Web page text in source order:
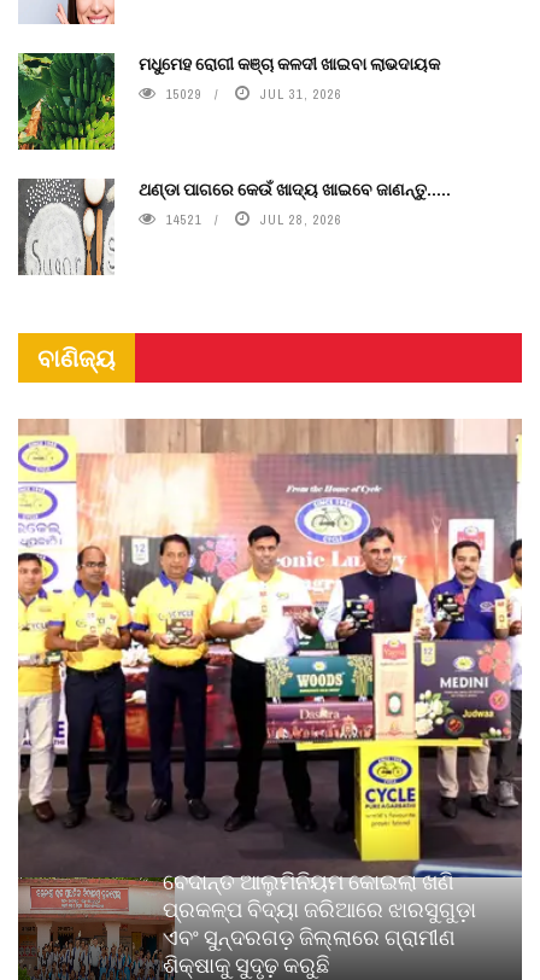
ମଧୁମେହ ରୋଗୀ କଞ୍ଚା କଳଦୀ ଖାଇବା ଲାଭଦାୟକ
15029 JUL 31, 2026
ଥଣ୍ଡା ପାଗରେ କେଉଁ ଖାଦ୍ୟ ଖାଇବେ ଜାଣନ୍ତୁ.....
14521 JUL 28, 2026
ବାଣିଜ୍ୟ
ବେଦାନ୍ତ ଆଲୁମିନିୟମ କୋଇଲା ଖଣି
ପ୍ରକଳ୍ପ ବିଦ୍ୟା ଜରିଆରେ ଝାରସୁଗୁଡ଼ା
ଏବଂ ସୁନ୍ଦରଗଡ଼ ଜିଲ୍ଲାରେ ଗ୍ରାମୀଣ
ଶିକ୍ଷାକୁ ସୁଦୃଢ଼ କରୁଛି